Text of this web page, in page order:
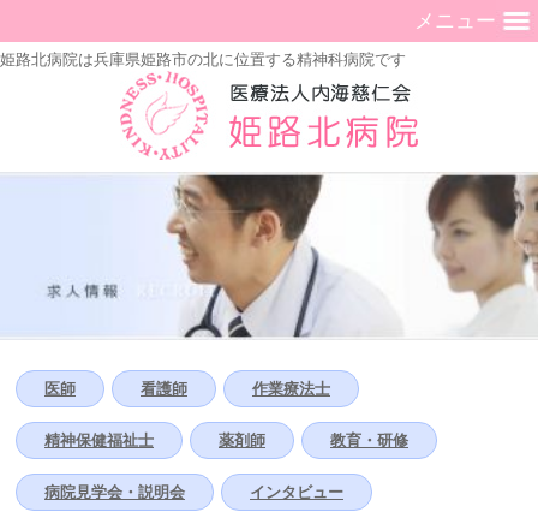
姫路北病院は兵庫県姫路市の北に位置する精神科病院です
メニュー
医師 看護師 作業療法士
精神保健福祉士 薬剤師 教育・研修
病院見学会・説明会 インタビュー